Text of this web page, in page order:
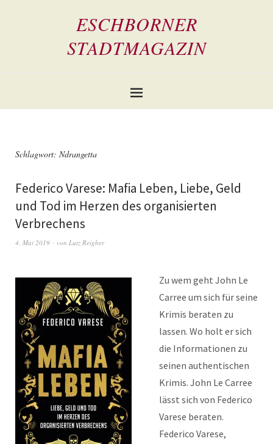
ESCHBORNER
STADTMAGAZIN
Schlagwort: Ndrangetta
Federico Varese: Mafia Leben, Liebe, Geld
und Tod im Herzen des organisierten
Verbrechens
4. Mai 2019 von Lutz Reigber
Zu wem geht John Le
Carree um sich für seine
Krimis beraten zu
lassen. Wo holt er sich
die Informationen zu
seinen authentischen
Krimis. John Le Carree
lässt sich von Federico
Varese beraten.
Federico Varese,